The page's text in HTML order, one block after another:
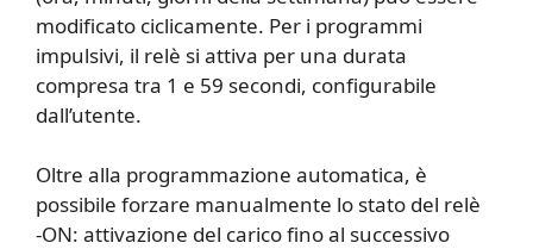
modificato ciclicamente. Per i programmi
impulsivi, il relè si attiva per una durata
compresa tra 1 e 59 secondi, configurabile
dall’utente.
Oltre alla programmazione automatica, è
possibile forzare manualmente lo stato del relè
-ON: attivazione del carico fino al successivo